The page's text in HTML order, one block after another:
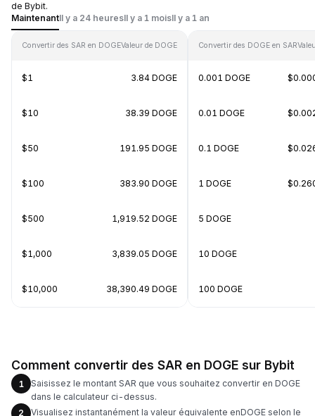
de Bybit.
MaintenantIl y a 24 heuresIl y a 1 moisIl y a 1 an
Convertir des SAR en DOGEValeur de DOGE
$1 3.84 DOGE
$10 38.39 DOGE
$50 191.95 DOGE
$100 383.90 DOGE
$500 1,919.52 DOGE
$1,000 3,839.05 DOGE
$10,000 38,390.49 DOGE
Convertir des DOGE en SAR
0.001 DOGE
0.01 DOGE
0.1 DOGE
1 DOGE
5 DOGE
10 DOGE
100 DOGE
Comment convertir des SAR en DOGE sur Bybit
1
Saisissez le montant SAR que vous souhaitez convertir en DOGE
dans le calculateur ci-dessus.
2
Visualisez instantanément la valeur équivalente enDOGE selon le